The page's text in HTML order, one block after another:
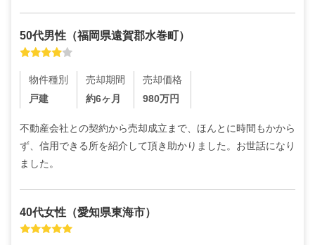
50代男性 （福岡県遠賀郡水巻町）
物件種別
戸建
売却期間
約6ヶ月
売却価格
980万円
不動産会社との契約から売却成立まで、ほんとに時間もかから
ず、信用できる所を紹介して頂き助かりました。お世話になり
ました。
40代女性 （愛知県東海市）